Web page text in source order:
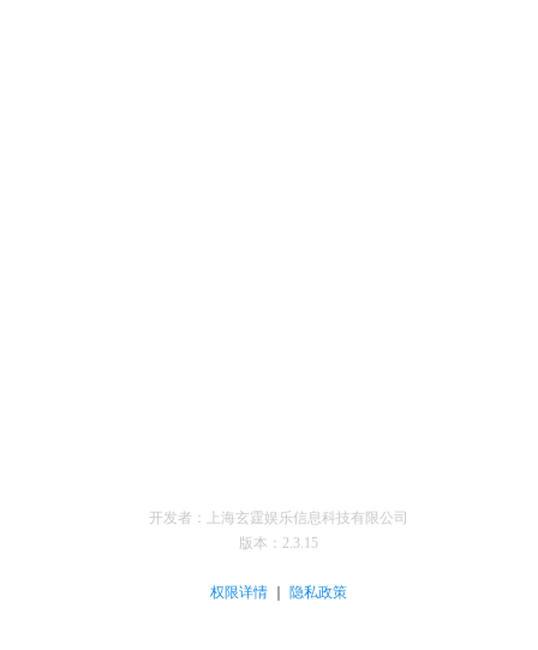
开发者：上海玄霆娱乐信息科技有限公司
版本： 2.3.15
权限详情 ｜ 隐私政策